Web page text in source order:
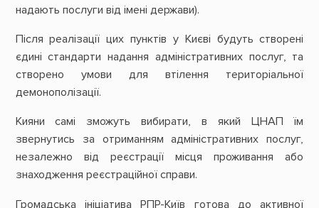
надають послуги від імені держави).
Після реалізації цих пунктів у Києві будуть створені
єдині стандарти надання адміністративних послуг, та
створено умови для втілення територіальної
демонополізації.
Кияни самі зможуть вибирати, в який ЦНАП їм
звернутись за отриманням адміністративних послуг,
незалежно від реєстрації місця проживання або
знаходження реєстраційної справи.
Громадська ініціатива РПР-Київ готова до активної